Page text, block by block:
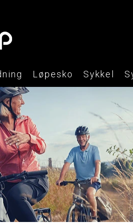
Løpesko Sykkel